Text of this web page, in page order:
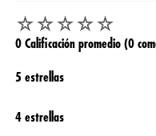
☆☆☆☆☆
0 Calificación promedio (0
5 estrellas
4 estrellas